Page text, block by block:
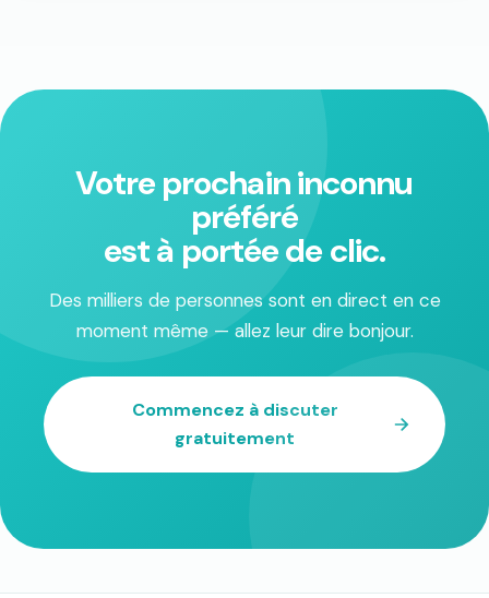
Votre prochain inconnu
préféré
est à portée de clic.
Des milliers de personnes sont en direct en ce
moment même — allez leur dire bonjour.
Commencez à discuter
gratuitement